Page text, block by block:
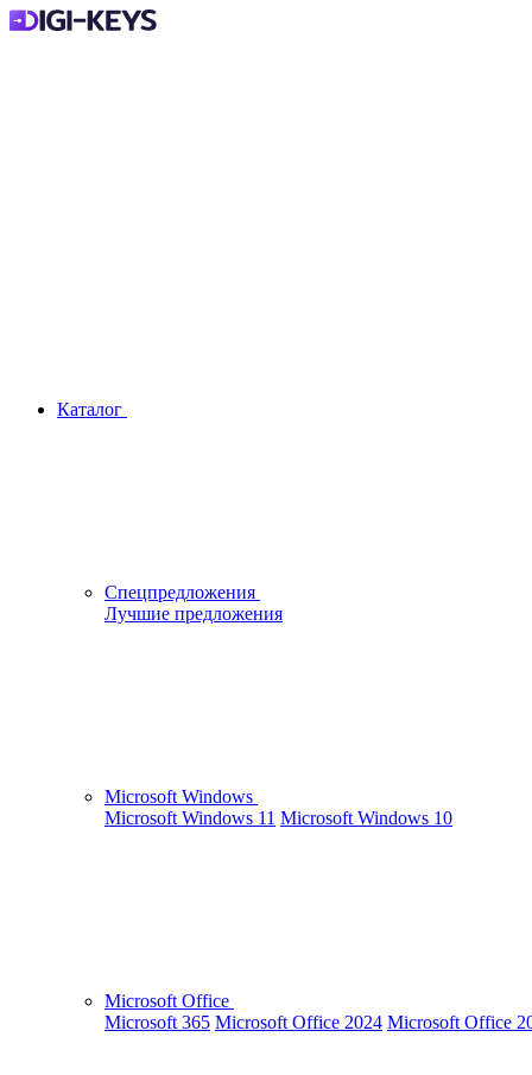
Каталог
Спецпредложения
Лучшие предложения
Microsoft Windows
Microsoft Windows 11 Microsoft Windows 10
Microsoft Office
Microsoft 365 Microsoft Office 2024 Microsoft Office